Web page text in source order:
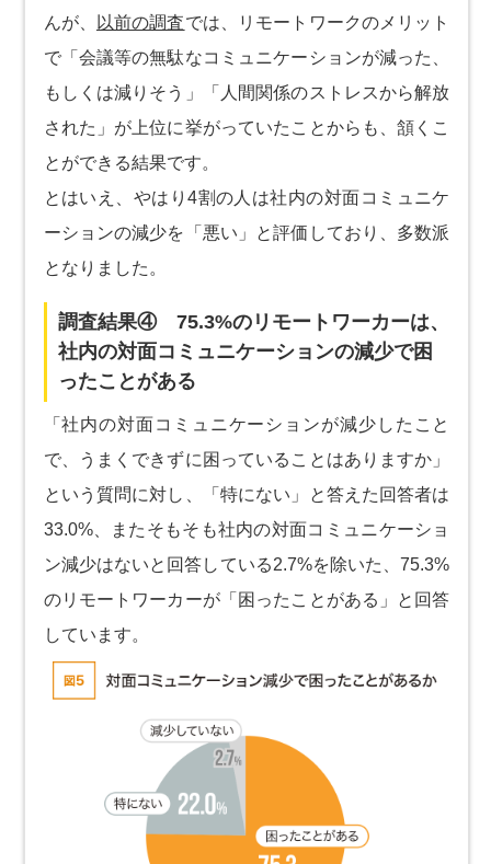
んが、
以前の調査では、リモートワークのメリット
で「会議等の無駄なコミュニケーションが減った、
もしくは減りそう」「人間関係のストレスから解放
された」が上位に挙がっていたことからも、頷くこ
とができる結果です。
とはいえ、やはり4割の人は社内の対面コミュニケ
ーションの減少を「悪い」と評価しており、多数派
となりました。
調査結果④ 75.3%のリモートワーカーは、
社内の対面コミュニケーションの減少で困
ったことがある
「社内の対面コミュニケーションが減少したこと
で、うまくできずに困っていることはありますか」
という質問に対し、「特にない」と答えた回答者は
33.0%、またそもそも社内の対面コミュニケーショ
ン減少はないと回答している2.7%を除いた、75.3%
のリモートワーカーが「困ったことがある」と回答
しています。